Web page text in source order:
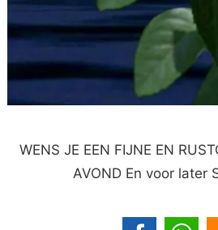
WENS JE EEN FIJNE EN
AVOND En voor later